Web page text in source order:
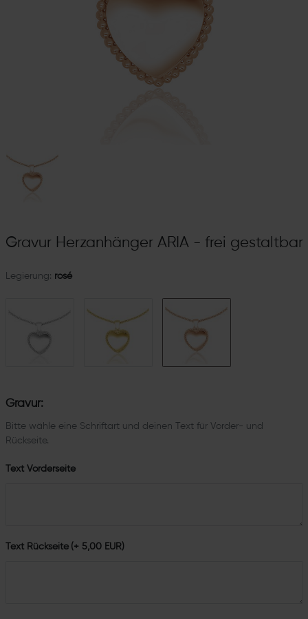
Gravur Herzanhänger ARIA - frei gestaltbar
Legierung: rosé
Gravur:
Bitte wähle eine Schriftart und deinen Text für Vorder- und
Rückseite.
Text Vorderseite
Text Rückseite (+ 5,00 EUR)